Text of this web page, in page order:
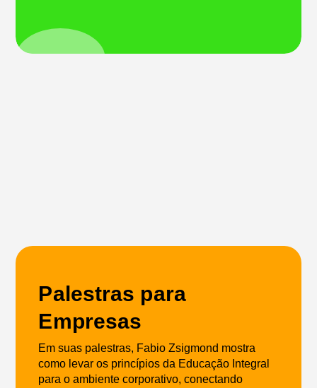
Palestras para
Empresas
Em suas palestras, Fabio Zsigmond mostra
como levar os princípios da Educação Integral
para o ambiente corporativo, conectando